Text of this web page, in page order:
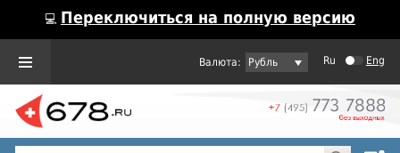
💻 Переключиться на полную версию
Рубль Ru Eng